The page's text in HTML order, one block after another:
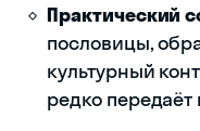
Практический
пословицы,
культурный
редко